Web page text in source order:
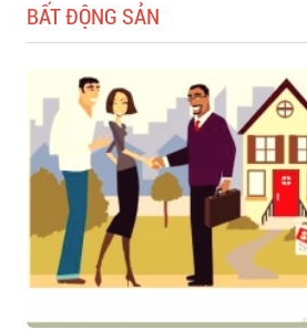
BẤT ĐỘNG SẢN